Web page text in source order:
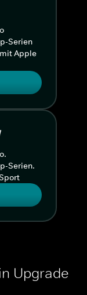
Serien
Apple
Serien.
Upgrade